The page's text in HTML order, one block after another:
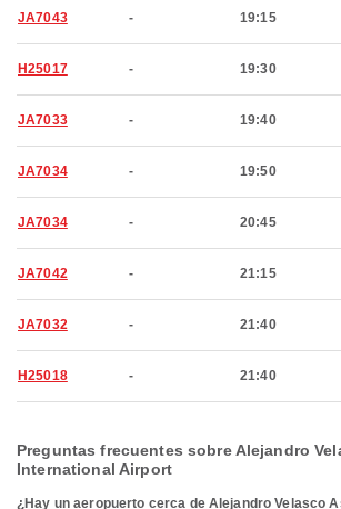
JA7043 - 19:15
H25017 - 19:30
JA7033 - 19:40
JA7034 - 19:50
JA7034 - 20:45
JA7042 - 21:15
JA7032 - 21:40
H25018 - 21:40
Preguntas frecuentes sobre Alejandro
International Airport
¿Hay un aeropuerto cerca de Alejandro Velasco